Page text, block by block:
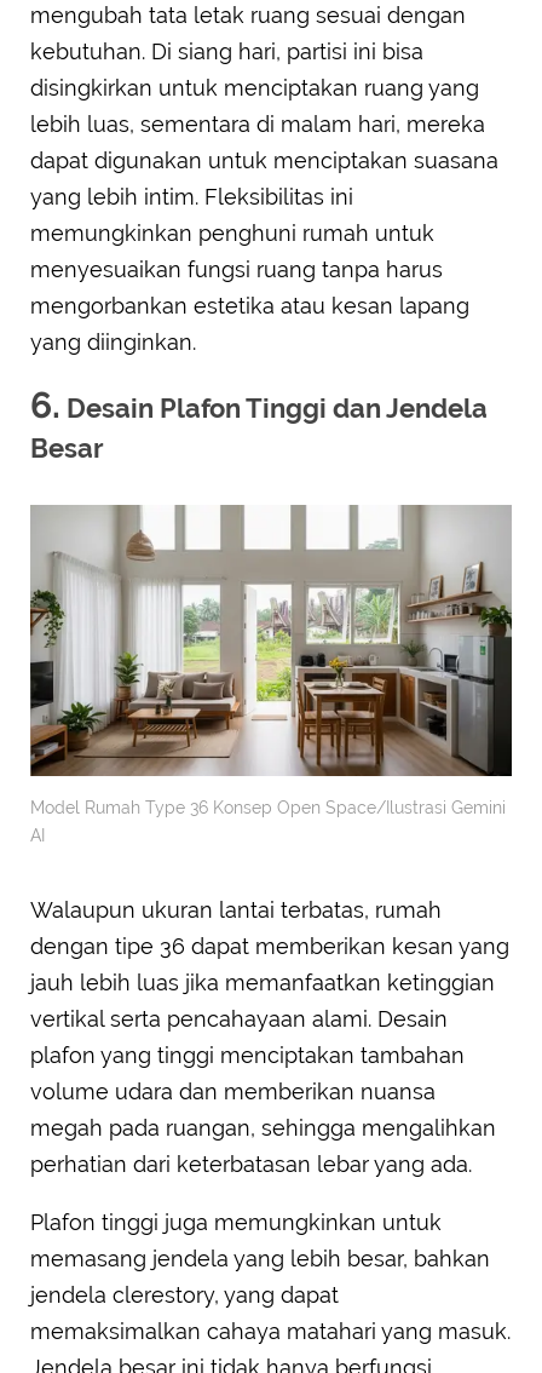
mengubah tata letak ruang sesuai dengan
kebutuhan. Di siang hari, partisi ini bisa
disingkirkan untuk menciptakan ruang yang
lebih luas, sementara di malam hari, mereka
dapat digunakan untuk menciptakan suasana
yang lebih intim. Fleksibilitas ini
memungkinkan penghuni rumah untuk
menyesuaikan fungsi ruang tanpa harus
mengorbankan estetika atau kesan lapang
yang diinginkan.
6. Desain Plafon Tinggi dan Jendela
Besar
Model Rumah Type 36 Konsep Open Space/Ilustrasi Gemini
AI
Walaupun ukuran lantai terbatas, rumah
dengan tipe 36 dapat memberikan kesan yang
jauh lebih luas jika memanfaatkan ketinggian
vertikal serta pencahayaan alami. Desain
plafon yang tinggi menciptakan tambahan
volume udara dan memberikan nuansa
megah pada ruangan, sehingga mengalihkan
perhatian dari keterbatasan lebar yang ada.
Plafon tinggi juga memungkinkan untuk
memasang jendela yang lebih besar, bahkan
jendela clerestory, yang dapat
memaksimalkan cahaya matahari yang masuk.
Jendela besar ini tidak hanya berfungsi